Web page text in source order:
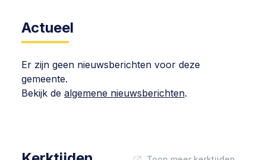
Actueel
Er zijn geen nieuwsberichten voor deze
gemeente.
Bekijk de algemene nieuwsberichten.